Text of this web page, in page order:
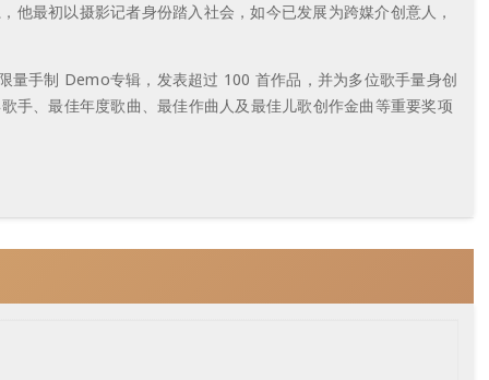
最初以摄影记者身份踏入社会，如今已发展为跨媒介创意人，
量手制 Demo专辑，发表超过 100 首作品，并为多位歌手量身创
手、最佳年度歌曲、最佳作曲人及最佳儿歌创作金曲等重要奖项